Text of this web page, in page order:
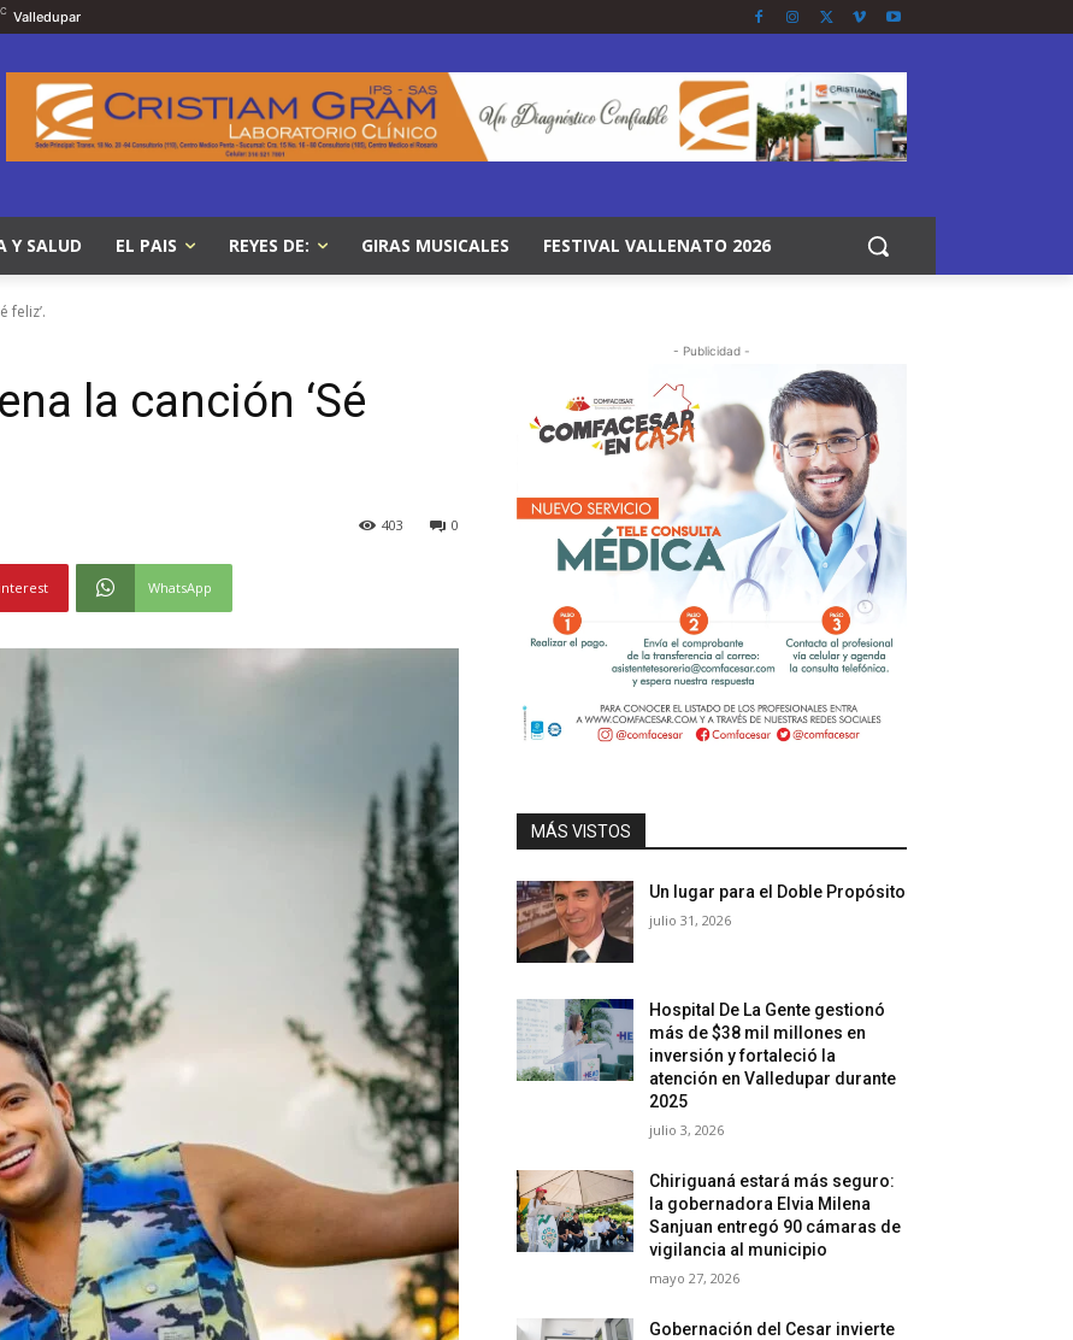
C Valledupar
Y SALUD EL PAIS REYES DE: GIRAS MUSICALES FESTIVAL VALLENATO 2026
feliz’.
la canción ‘Sé
0
403
WhatsApp
- Publicidad -
MÁS VISTOS
Un lugar para el Doble Propósito
julio 31, 2026
Hospital De La Gente gestionó
más de $38 mil millones en
inversión y fortaleció la
atención en Valledupar durante
2025
julio 3, 2026
Chiriguaná estará más seguro:
la gobernadora Elvia Milena
Sanjuan entregó 90 cámaras de
vigilancia al municipio
mayo 27, 2026
Gobernación del Cesar invierte